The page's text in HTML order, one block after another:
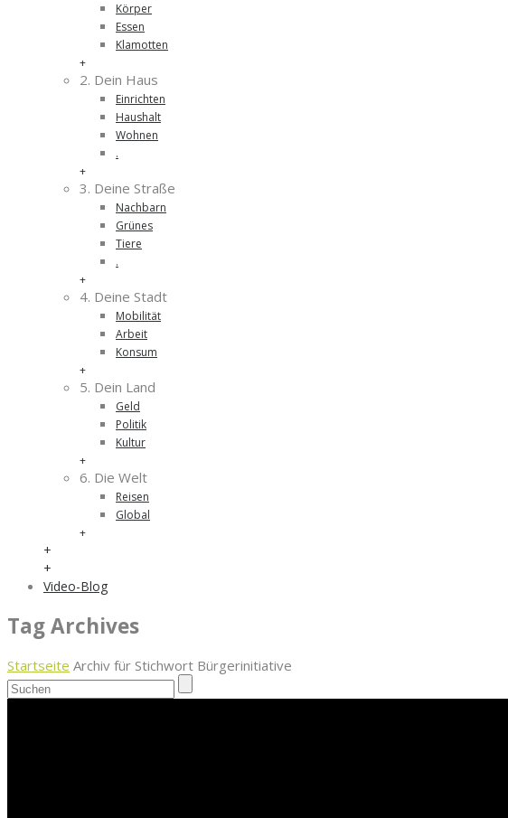
Körper
Essen
Klamotten
+
2. Dein Haus
Einrichten
Haushalt
Wohnen
.
+
3. Deine Straße
Nachbarn
Grünes
Tiere
.
+
4. Deine Stadt
Mobilität
Arbeit
Konsum
+
5. Dein Land
Geld
Politik
Kultur
+
6. Die Welt
Reisen
Global
+
+
+
Video-Blog
Tag Archives
Startseite Archiv für Stichwort Bürgerinitiative